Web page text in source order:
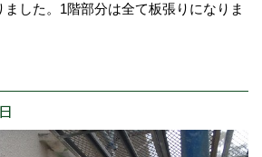
した。1階部分は全て板張りになりま